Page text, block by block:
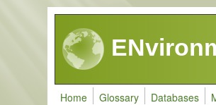
Skip to main content
Home Glossary Databases